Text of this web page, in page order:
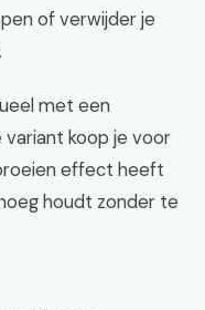
of verwijder je
met een
variant koop je voor
effect heeft
houdt zonder te